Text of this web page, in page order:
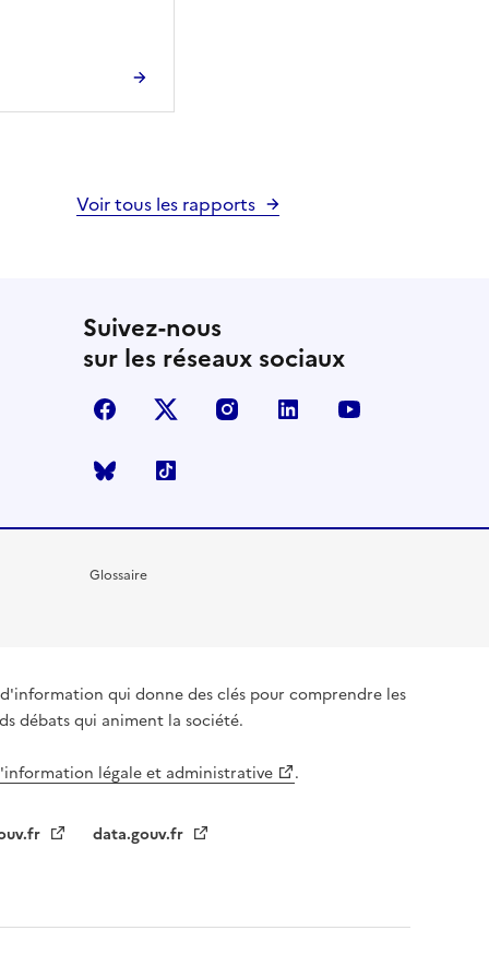
Voir tous les rapports
Suivez-nous
sur les réseaux sociaux
facebook X (anciennement Twitter)
instagramlinkedin
Bluesky
Glossaire
qui donne des clés pour comprendre les
débats qui animent la société.
légale et administrative .
data.gouv.fr